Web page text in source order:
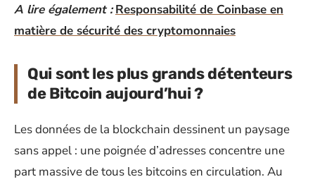
A lire également : Responsabilité de Coinbase en
matière de sécurité des cryptomonnaies
Qui sont les plus grands détenteurs
de Bitcoin aujourd’hui ?
Les données de la blockchain dessinent un paysage
sans appel : une poignée d’adresses concentre une
part massive de tous les bitcoins en circulation. Au